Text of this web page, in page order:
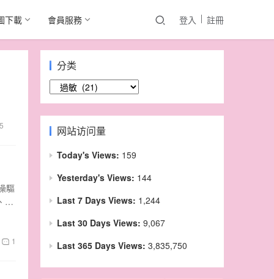
下載 會員服務 登入 註冊
驅
輾
1
分类
类
网站访问量
Today's Views: 159
Yesterday's Views: 144
Last 7 Days Views: 1,244
Last 30 Days Views: 9,067
Last 365 Days Views: 3,835,750